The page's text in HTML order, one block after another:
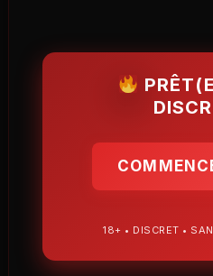
18+ • DISCRET •